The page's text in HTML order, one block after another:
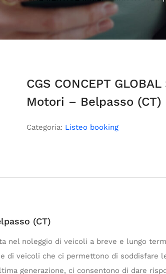
CGS CONCEPT
Motori – Belpasso (CT)
Categoria: Listeo booking
(CT)
nel noleggio di veicoli a breve e lungo
di veicoli che ci permettono di soddisfare
generazione, ci consentono di dare